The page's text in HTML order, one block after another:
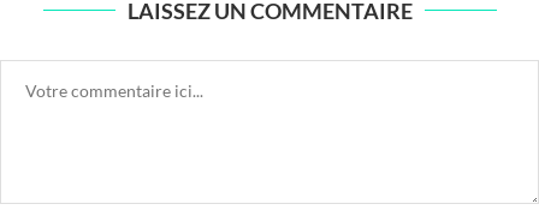
LAISSEZ UN COMMENTAIRE